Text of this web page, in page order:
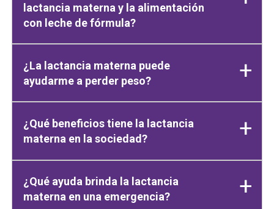
lactancia materna y la alimentación
con leche de fórmula?
¿La lactancia materna puede
ayudarme a perder peso?
¿Qué beneficios tiene la lactancia
materna en la sociedad?
¿Qué ayuda brinda la lactancia
materna en una emergencia?